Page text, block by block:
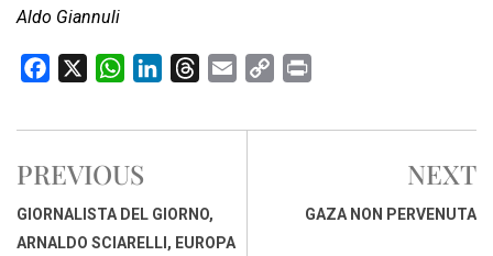
Aldo Giannuli
c
b
o
o
W
a
s
A
p
n
d
I
r
d
s
a
p
i
PREVIOUS
GIORNALISTA DEL GIORNO,
ARNALDO SCIARELLI, EUROPA
NEXT
GAZA NON PERVENUTA